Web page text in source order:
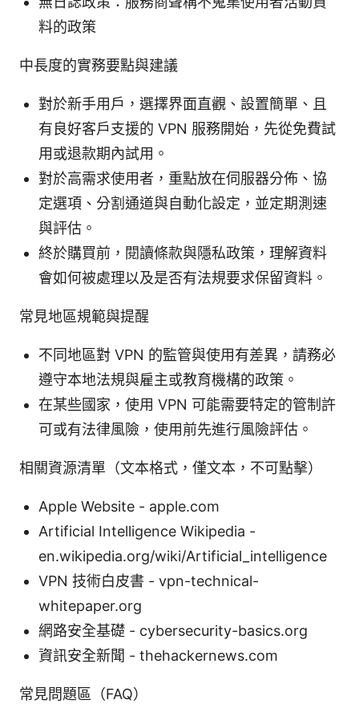
料的政策
中長度的實務要點與建議
對於新手用戶，選擇界面直觀、設置簡單、且
有良好客戶支援的 VPN 服務開始，先從免費試
用或退款期內試用。
對於高需求使用者，重點放在伺服器分佈、協
定選項、分割通道與自動化設定，並定期測速
與評估。
終於購買前，閱讀條款與隱私政策，理解資料
會如何被處理以及是否有法規要求保留資料。
常見地區規範與提醒
不同地區對 VPN 的監管與使用有差異，請務必
遵守本地法規與雇主或教育機構的政策。
在某些國家，使用 VPN 可能需要特定的管制許
可或有法律風險，使用前先進行風險評估。
相關資源清單（文本格式，僅文本，不可點擊）
Apple Website - apple.com
Artificial Intelligence Wikipedia -
en.wikipedia.org/wiki/Artificial_intelligence
VPN 技術白皮書 - vpn-technical-
whitepaper.org
網路安全基礎 - cybersecurity-basics.org
資訊安全新聞 - thehackernews.com
常見問題區（FAQ）